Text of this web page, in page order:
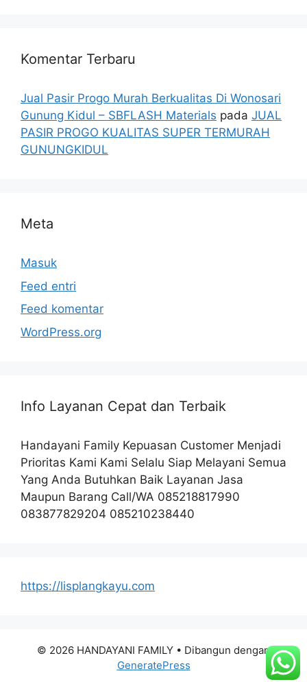
Komentar Terbaru
Jual Pasir Progo Murah Berkualitas Di Wonosari
Gunung Kidul – SBFLASH Materials pada JUAL
PASIR PROGO KUALITAS SUPER TERMURAH
GUNUNGKIDUL
Meta
Masuk
Feed entri
Feed komentar
WordPress.org
Info Layanan Cepat dan Terbaik
Handayani Family Kepuasan Customer Menjadi
Prioritas Kami Kami Selalu Siap Melayani Semua
Yang Anda Butuhkan Baik Layanan Jasa
Maupun Barang Call/WA 085218817990
083877829204 085210238440
https://lisplangkayu.com
© 2026 HANDAYANI FAMILY • Dibangun dengan
GeneratePress